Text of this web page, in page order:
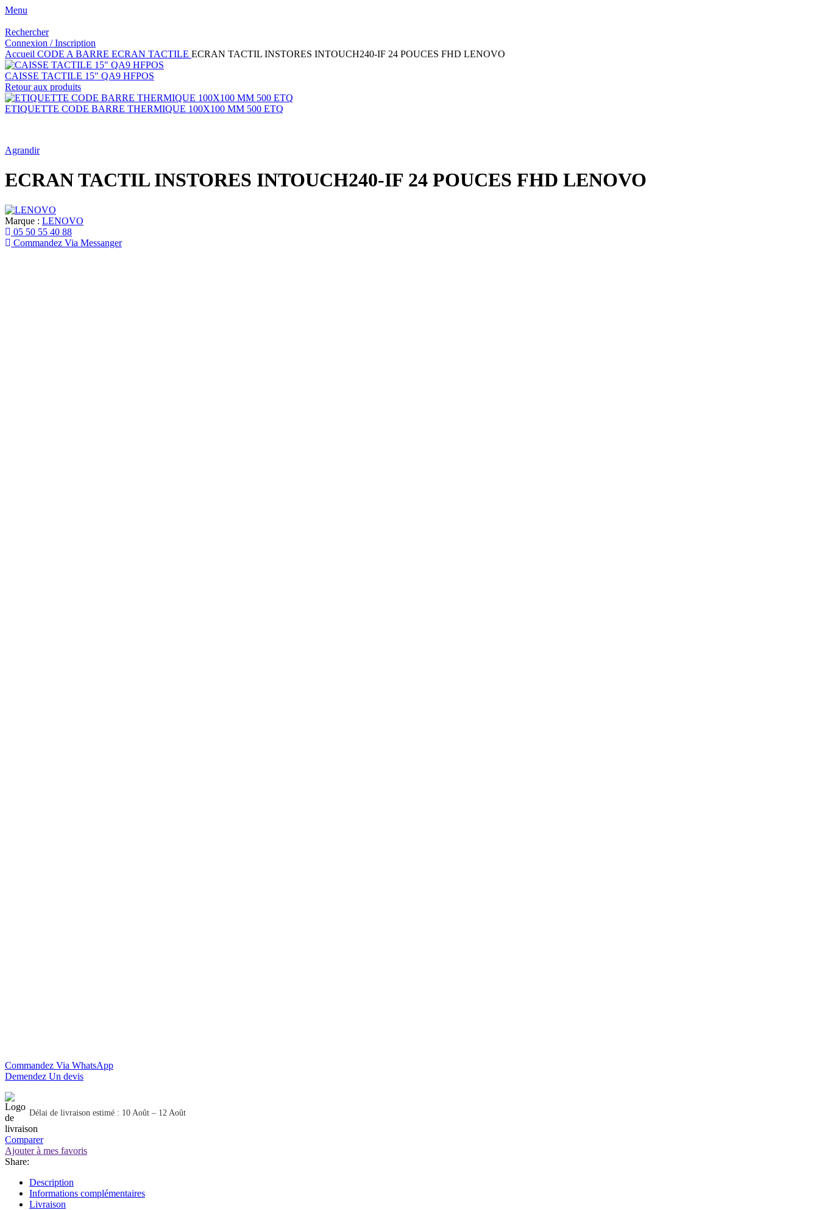
Menu
Rechercher
Connexion / Inscription
Accueil CODE A BARRE ECRAN TACTILE ECRAN TACTIL INSTORES INTOUCH240-IF 24 POUCES FHD LENOVO
CAISSE TACTILE 15" QA9 HFPOS
Retour aux produits
ETIQUETTE CODE BARRE THERMIQUE 100X100 MM 500 ETQ
Agrandir
ECRAN TACTIL INSTORES INTOUCH240-IF 24 POUCES FHD LENOVO
Marque : LENOVO
05 50 55 40 88
Commandez Via Messanger
Commandez Via WhatsApp
Demendez Un devis
Délai de livraison estimé : 10 Août – 12 Août
Comparer
Ajouter à mes favoris
Share:
Description
Informations complémentaires
Livraison